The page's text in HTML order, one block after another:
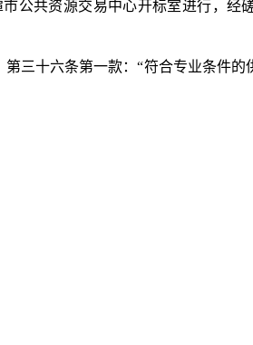
公共资源交易中心开标室进行，经
三十六条第一款：“符合专业条件